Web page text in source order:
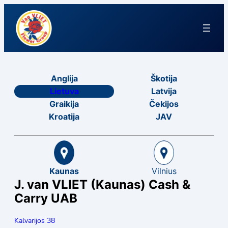
Anglija
Škotija
Lietuva
Latvija
Graikija
Čekijos
Kroatija
JAV
Kaunas Vilnius
J. van VLIET (Kaunas) Cash &
Carry UAB
Kalvarijos 38